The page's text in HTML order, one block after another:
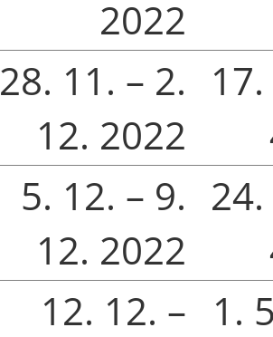
2022
28. 11. – 2.
12. 2022
5. 12. – 9.
12. 2022
12. 12. – 1.